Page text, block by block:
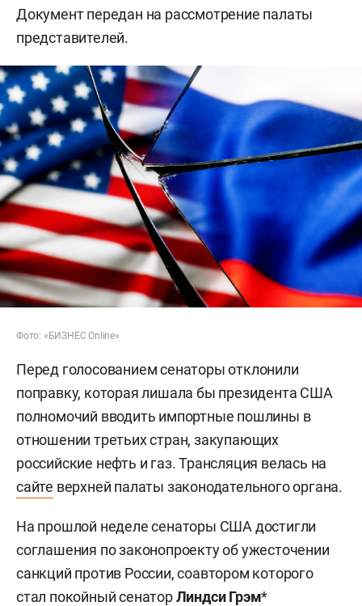
Документ передан на рассмотрение палаты
представителей.
Фото: «БИЗНЕС Online»
Перед голосованием сенаторы отклонили
поправку, которая лишала бы президента США
полномочий вводить импортные пошлины в
отношении третьих стран, закупающих
российские нефть и газ. Трансляция велась на
сайте верхней палаты законодательного органа.
На прошлой неделе сенаторы США достигли
соглашения по законопроекту об ужесточении
санкций против России, соавтором которого
стал покойный сенаторЛиндси Грэм*